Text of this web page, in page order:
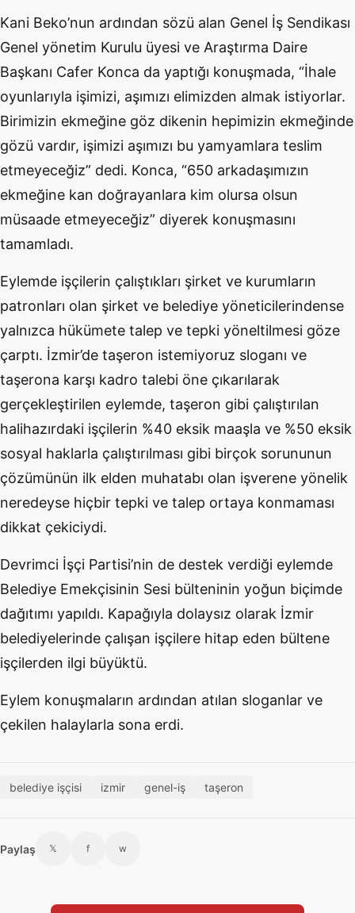
Kani Beko’nun ardından sözü alan Genel İş Sendikası
Genel yönetim Kurulu üyesi ve Araştırma Daire
Başkanı Cafer Konca da yaptığı konuşmada, “İhale
oyunlarıyla işimizi, aşımızı elimizden almak istiyorlar.
Birimizin ekmeğine göz dikenin hepimizin ekmeğinde
gözü vardır, işimizi aşımızı bu yamyamlara teslim
etmeyeceğiz” dedi. Konca, “650 arkadaşımızın
ekmeğine kan doğrayanlara kim olursa olsun
müsaade etmeyeceğiz” diyerek konuşmasını
tamamladı.
Eylemde işçilerin çalıştıkları şirket ve kurumların
patronları olan şirket ve belediye yöneticilerindense
yalnızca hükümete talep ve tepki yöneltilmesi göze
çarptı. İzmir’de taşeron istemiyoruz sloganı ve
taşerona karşı kadro talebi öne çıkarılarak
gerçekleştirilen eylemde, taşeron gibi çalıştırılan
halihazırdaki işçilerin %40 eksik maaşla ve %50 eksik
sosyal haklarla çalıştırılması gibi birçok sorununun
çözümünün ilk elden muhatabı olan işverene yönelik
neredeyse hiçbir tepki ve talep ortaya konmaması
dikkat çekiciydi.
Devrimci İşçi Partisi’nin de destek verdiği eylemde
Belediye Emekçisinin Sesi bülteninin yoğun biçimde
dağıtımı yapıldı. Kapağıyla dolaysız olarak İzmir
belediyelerinde çalışan işçilere hitap eden bültene
işçilerden ilgi büyüktü.
Eylem konuşmaların ardından atılan sloganlar ve
çekilen halaylarla sona erdi.
belediye işçisi izmir genel-iş taşeron
Paylaş 𝕏 f w